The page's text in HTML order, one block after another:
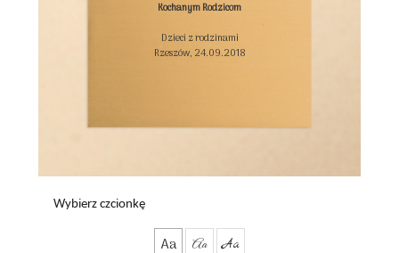
Kochanym Rodzicom
Dzieci z rodzinami
Rzeszów, 24.09.2018
Wybierz czcionkę
Aa Aa Aa